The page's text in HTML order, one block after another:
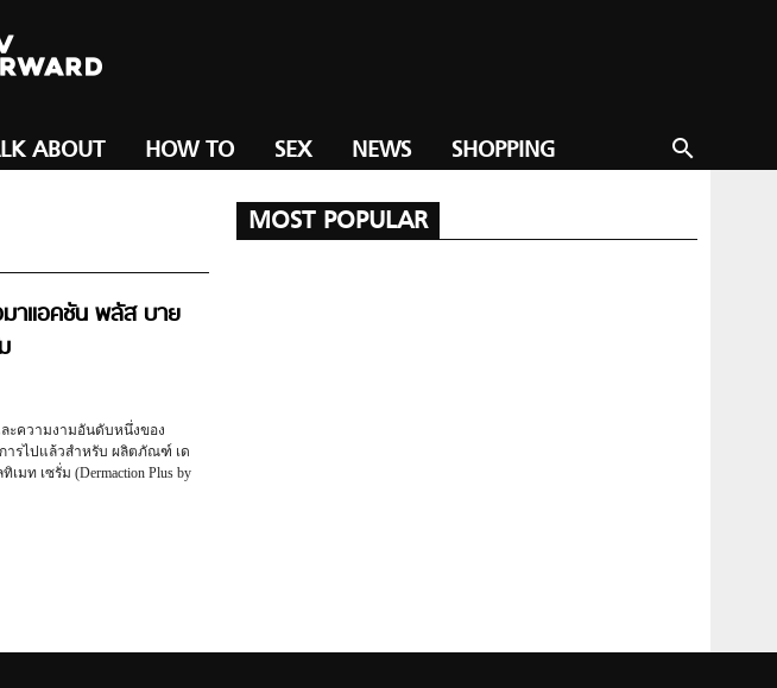
search
ABOUT HOW TO SEX NEWS SHOPPING
าแอคชัน พลัส บาย
ะความงามอันดับหนึ่งของ
ารไปแล้วสำหรับ ผลิตภัณฑ์ เด
ท เซรั่ม (Dermaction Plus by
MOST POPULAR